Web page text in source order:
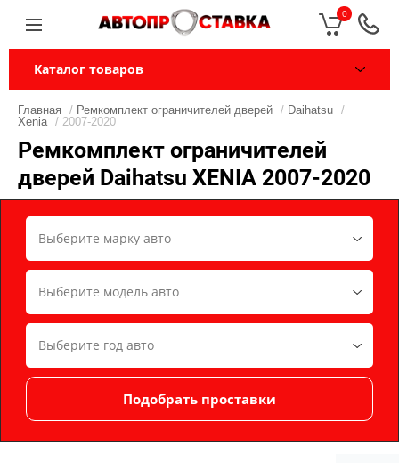
0
Каталог товаров
Главная / Ремкомплект ограничителей дверей / Daihatsu /
Xenia / 2007-2020
Ремкомплект ограничителей
дверей Daihatsu XENIA 2007-2020